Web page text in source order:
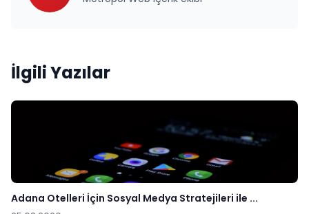
İlgili Yazılar
Adana Otelleri İçin Sosyal Medya Stratejileri ile ...